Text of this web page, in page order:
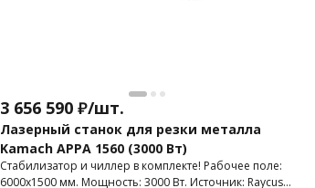
3 656 590 ₽/шт.
Лазерный станок для резки металла
Kamach APPA 1560 (3000 Вт)
Стабилизатор и чиллер в комплекте! Рабочее поле:
6000х1500 мм. Мощность: 3000 Вт. Источник: Raycus.